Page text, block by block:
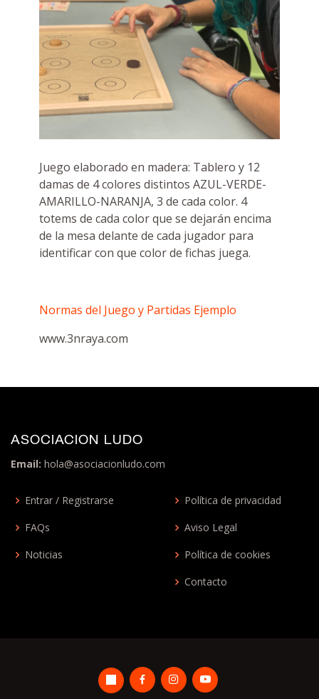
Juego elaborado en madera: Tablero y 12
damas de 4 colores distintos AZUL-VERDE-
AMARILLO-NARANJA, 3 de cada color. 4
totems de cada color que se dejarán encima
de la mesa delante de cada jugador para
identificar con que color de fichas juega.
Normas del Juego y Partidas Ejemplo
www.3nraya.com
ASOCIACION LUDO
Email: hola@asociacionludo.com
Entrar / Registrarse
FAQs
Noticias
Política de privacidad
Aviso Legal
Política de cookies
Contacto